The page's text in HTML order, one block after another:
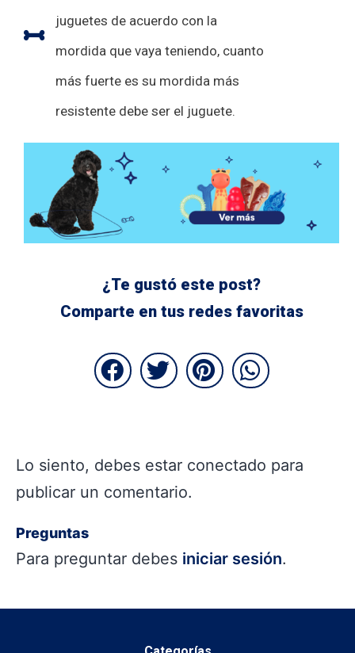
juguetes de acuerdo con la
mordida que vaya teniendo, cuanto
más fuerte es su mordida más
resistente debe ser el juguete.
¿Te gustó este post?
Comparte en tus redes favoritas
Lo siento, debes estar conectado para
publicar un comentario.
Preguntas
Para preguntar debes iniciar sesión.